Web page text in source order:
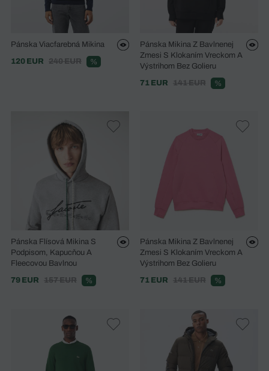
Pánska Viacfarebná Mikina
120 EUR
240 EUR %
Pánska Mikina Z Bavlnenej
Zmesi S Klokaním Vreckom A
Výstrihom Bez Golieru
71 EUR
141 EUR %
Pánska Flísová Mikina S
Podpisom, Kapucňou A
Fleecovou Bavlnou
79 EUR
157 EUR %
Pánska Mikina Z Bavlnenej
Zmesi S Klokaním Vreckom A
Výstrihom Bez Golieru
71 EUR
141 EUR %